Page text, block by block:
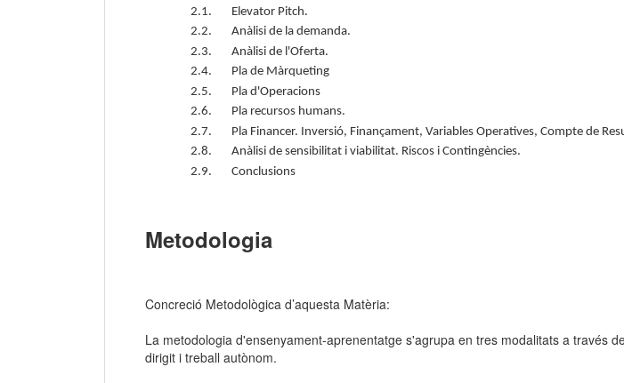
2.1.
Elevator Pitch.
2.2.
Anàlisi de la demanda.
2.3.
Anàlisi de l'Oferta.
2.4.
Pla de Màrqueting
2.5.
Pla d'Operacions
2.6.
Pla recursos humans.
2.7.
Pla Financer. Inversió, Finançament, Variables Operatives, Compte de
2.8.
Anàlisi de sensibilitat i viabilitat. Riscos i Contingències.
2.9.
Conclusions
Metodologia
Concreció Metodològica d’aquesta Matèria:
La metodologia d'ensenyament-aprenentatge s'agrupa en tres modalitats a través
dirigit i treball autònom.